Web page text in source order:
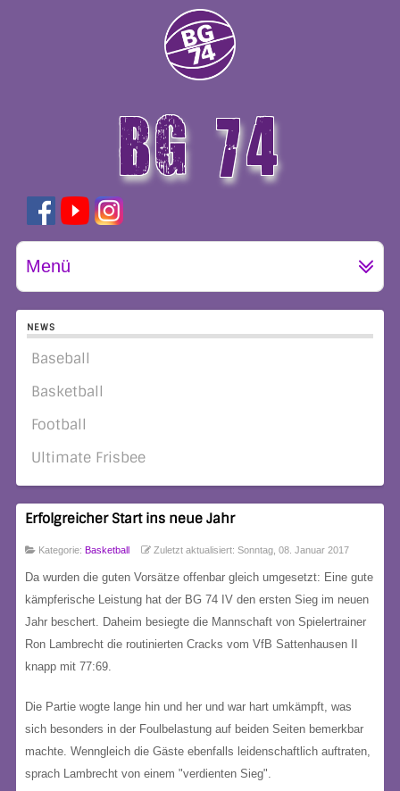
BG 74
GÖTTINGEN
Menü
NEWS
Baseball
Basketball
Football
Ultimate Frisbee
Erfolgreicher Start ins neue Jahr
Kategorie: Basketball Zuletzt aktualisiert: Sonntag, 08. Januar 2017
Da wurden die guten Vorsätze offenbar gleich umgesetzt: Eine gute
kämpferische Leistung hat der BG 74 IV den ersten Sieg im neuen
Jahr beschert. Daheim besiegte die Mannschaft von Spielertrainer
Ron Lambrecht die routinierten Cracks vom VfB Sattenhausen II
knapp mit 77:69.
Die Partie wogte lange hin und her und war hart umkämpft, was
sich besonders in der Foulbelastung auf beiden Seiten bemerkbar
machte. Wenngleich die Gäste ebenfalls leidenschaftlich auftraten,
sprach Lambrecht von einem "verdienten Sieg".